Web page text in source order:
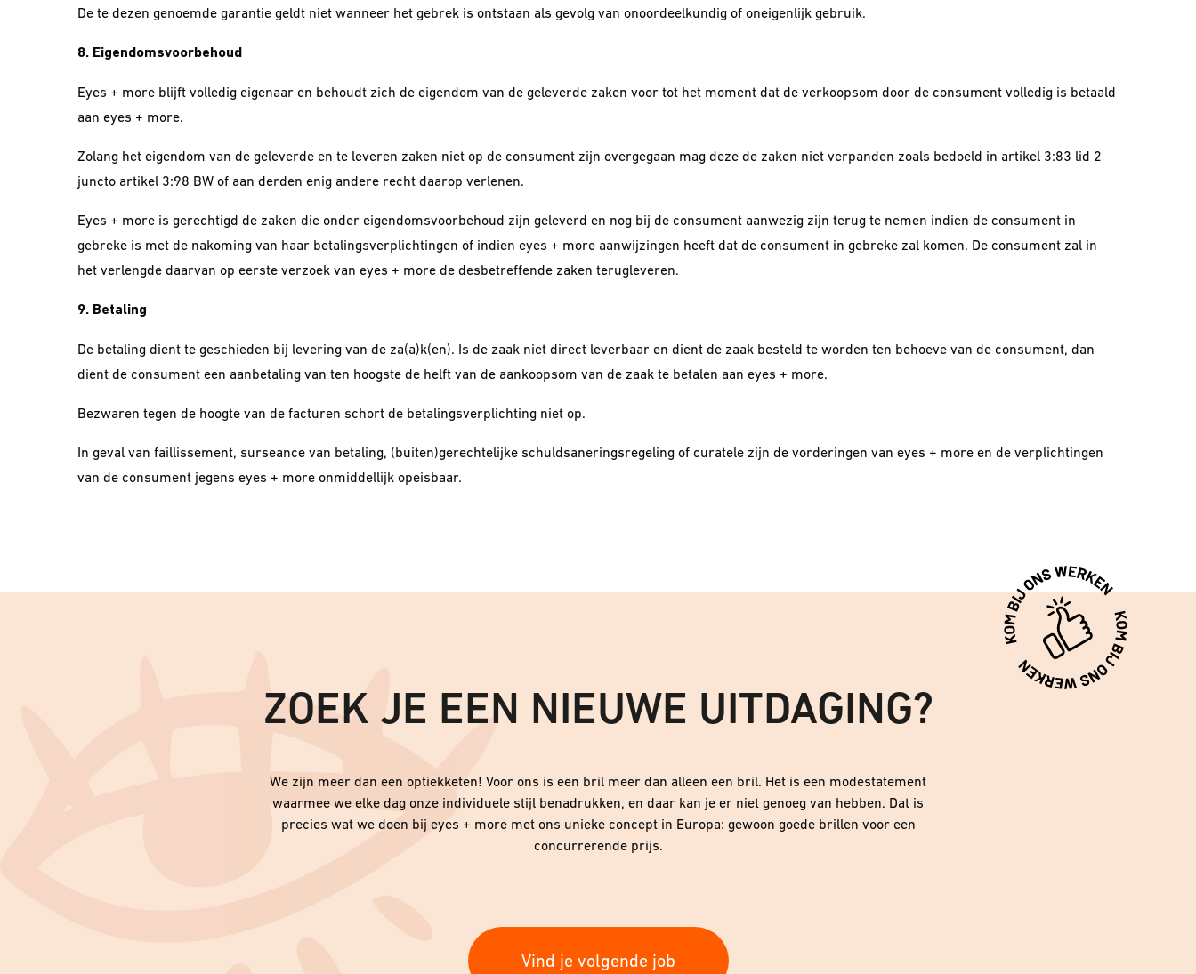
De te dezen genoemde garantie geldt niet wanneer het gebrek is ontstaan als gevolg van onoordeelkundig of oneigenlijk gebruik.
8. Eigendomsvoorbehoud
Eyes + more blijft volledig eigenaar en behoudt zich de eigendom van de geleverde zaken voor tot het moment dat de verkoopsom door de consument volledig is betaald
aan eyes + more.
Zolang het eigendom van de geleverde en te leveren zaken niet op de consument zijn overgegaan mag deze de zaken niet verpanden zoals bedoeld in artikel 3:83 lid 2
juncto artikel 3:98 BW of aan derden enig andere recht daarop verlenen.
Eyes + more is gerechtigd de zaken die onder eigendomsvoorbehoud zijn geleverd en nog bij de consument aanwezig zijn terug te nemen indien de consument in
gebreke is met de nakoming van haar betalingsverplichtingen of indien eyes + more aanwijzingen heeft dat de consument in gebreke zal komen. De consument zal in
het verlengde daarvan op eerste verzoek van eyes + more de desbetreffende zaken terugleveren.
9. Betaling
De betaling dient te geschieden bij levering van de za(a)k(en). Is de zaak niet direct leverbaar en dient de zaak besteld te worden ten behoeve van de consument, dan
dient de consument een aanbetaling van ten hoogste de helft van de aankoopsom van de zaak te betalen aan eyes + more.
Bezwaren tegen de hoogte van de facturen schort de betalingsverplichting niet op.
In geval van faillissement, surseance van betaling, (buiten)gerechtelijke schuldsaneringsregeling of curatele zijn de vorderingen van eyes + more en de verplichtingen
van de consument jegens eyes + more onmiddellijk opeisbaar.
ZOEK JE EEN NIEUWE UITDAGING?
We zijn meer dan een optiekketen! Voor ons is een bril meer dan alleen een bril. Het is een modestatement
waarmee we elke dag onze individuele stijl benadrukken, en daar kan je er niet genoeg van hebben. Dat is
precies wat we doen bij eyes + more met ons unieke concept in Europa: gewoon goede brillen voor een
concurrerende prijs.
Vind je volgende job